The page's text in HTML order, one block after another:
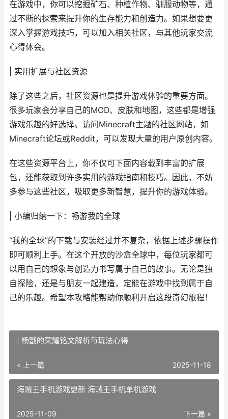
在游戏中，你可以挖掘矿石、种植作物、驯服动物等，通
过不断的探索来提升你的生存能力和创造力。如果想要更
深入掌握游戏技巧，可以加入相关社区，与其他玩家交流
心得体会。
| 实用扩展与社区资源
除了这些之后，社区资源也是提升游戏体验的重要方面。
很多玩家会分享自己的MOD、皮肤和地图，这些都是增强
游戏乐趣的好选择。访问Minecraft主题的社区网站，如
Minecraft论坛或Reddit，可以发现大量的用户原创内容。
在这些资源平台上，你不仅可下面内容载到丰富的扩展
包，还能获取到许多实用的游戏指南和技巧。因此，不妨
多参与这些社区，吸取更多新智慧，提升你的游戏体验。
| 小编归纳一下：畅游我的全球
“我的全球”的下载与安装经过并不复杂，依据上述步骤操作
即可顺利上手。在这个开放的沙盒全球中，每位玩家都可
以用自己的想象与创造力书写属于自己的故事。无论是独
自探险，还是与朋友一起建造，定能在游戏中找到属于自
己的乐趣。希望本攻略能帮助你顺利开启这段奇幻旅程！
| 杨戬的荣耀铭文解析与玩法心得
« 上一篇 2025-11-18
海贼王手机游戏更新 海贼王手机单机游戏
下一篇 »
2025-11-09